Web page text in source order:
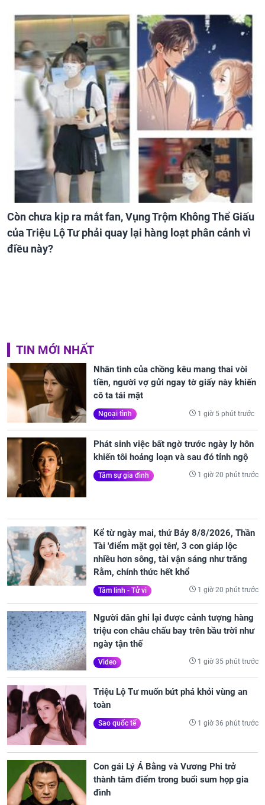
Còn chưa kịp ra mắt fan, Vụng Trộm Không Thể Giấu
của Triệu Lộ Tư phải quay lại hàng loạt phân cảnh vì
điều này?
TIN MỚI NHẤT
Nhân tình của chồng kêu mang thai vòi
tiền, người vợ gửi ngay tờ giấy này khiến
cô ta tái mặt
Ngoại tình 1 giờ 5 phút trước
Phát sinh việc bất ngờ trước ngày ly hôn
khiến tôi hoảng loạn và sau đó tỉnh ngộ
Tâm sự gia đình 1 giờ 20 phút trước
Kể từ ngày mai, thứ Bảy 8/8/2026, Thần
Tài 'điểm mặt gọi tên', 3 con giáp lộc
nhiều hơn sông, tài vận sáng như trăng
Rằm, chính thức hết khổ
Tâm linh - Tử vi 1 giờ 20 phút trước
Người dân ghi lại được cảnh tượng hàng
triệu con châu chấu bay trên bầu trời như
ngày tận thế
Video 1 giờ 35 phút trước
Triệu Lộ Tư muốn bứt phá khỏi vùng an
toàn
Sao quốc tế 1 giờ 36 phút trước
Con gái Lý Á Bằng và Vương Phi trở
thành tâm điểm trong buổi sum họp gia
đình